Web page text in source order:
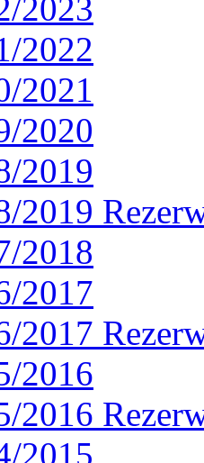
2023
2022
2021
2020
2019
2019
2018
2017
2017
2016
2016
2015